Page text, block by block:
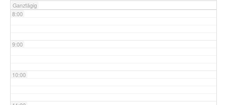
Ganztägig
8:00
9:00
10:00